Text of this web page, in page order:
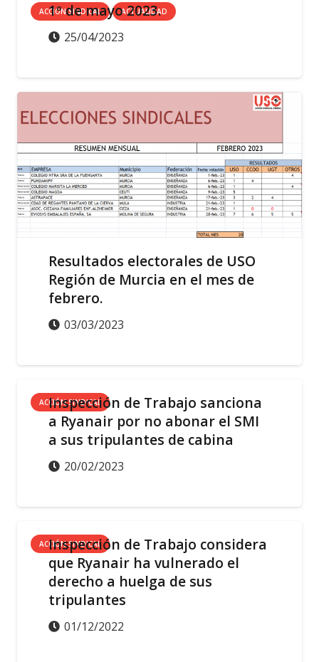
ACCIÓN SINDICAL ACTUALIDAD
1º de mayo 2023.
25/04/2023
ACCIÓN SINDICAL
Resultados electorales de USO
Región de Murcia en el mes de
febrero.
03/03/2023
ACCIÓN SINDICAL
Inspección de Trabajo sanciona
a Ryanair por no abonar el SMI
a sus tripulantes de cabina
20/02/2023
ACCIÓN SINDICAL
Inspección de Trabajo considera
que Ryanair ha vulnerado el
derecho a huelga de sus
tripulantes
01/12/2022